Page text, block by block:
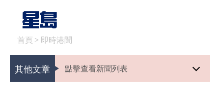
首頁 > 即時港聞
其他文章 點擊查看新聞列表